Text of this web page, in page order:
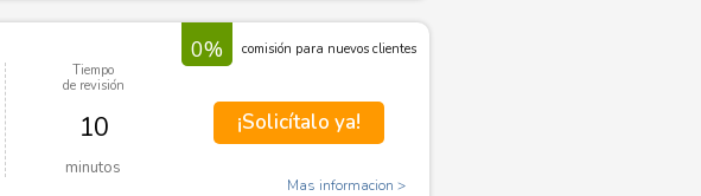
Tiempo
de revisión
10
minutos
0% comisión para nuevos clientes
¡Solicítalo ya!
Mas informacion